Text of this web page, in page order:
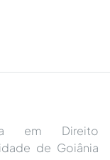
em Direito
de Goiânia